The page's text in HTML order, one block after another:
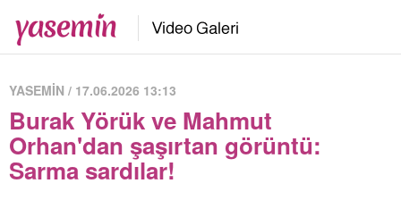
YASEMİN / 17.06.2026 13:13
Burak Yörük ve Mahmut
Orhan'dan şaşırtan görüntü:
Sarma sardılar!